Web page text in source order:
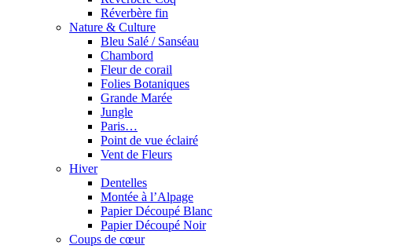
Réverbère fin
Nature & Culture
Bleu Salé / Sanséau
Chambord
Fleur de corail
Folies Botaniques
Grande Marée
Jungle
Paris…
Point de vue éclairé
Vent de Fleurs
Hiver
Dentelles
Montée à l’Alpage
Papier Découpé Blanc
Papier Découpé Noir
Coups de cœur